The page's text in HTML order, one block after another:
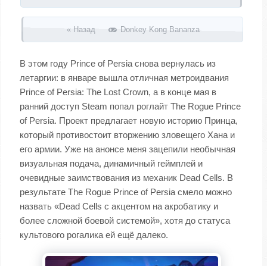
« Назад Donkey Kong Bananza
В этом году Prince of Persia снова вернулась из
летаргии: в январе вышла отличная метроидвания
Prince of Persia: The Lost Crown, а в конце мая в
ранний доступ Steam попал роглайт The Rogue Prince
of Persia. Проект предлагает новую историю Принца,
который противостоит вторжению зловещего Хана и
его армии. Уже на анонсе меня зацепили необычная
визуальная подача, динамичный геймплей и
очевидные заимствования из механик Dead Cells. В
результате The Rogue Prince of Persia смело можно
назвать «Dead Cells с акцентом на акробатику и
более сложной боевой системой», хотя до статуса
культового рогалика ей ещё далеко.